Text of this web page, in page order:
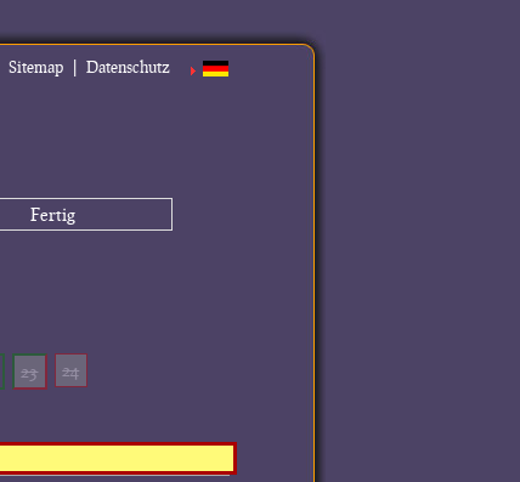
Sitemap | Datenschutz
Fertig
23 24